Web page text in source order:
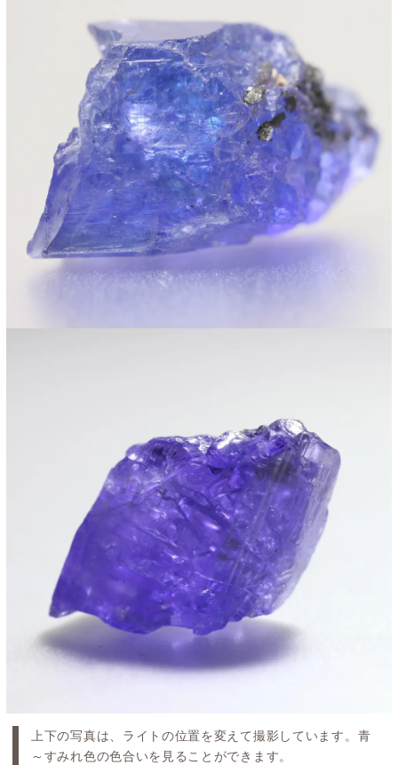
上下の写真は、ライトの位置を変えて撮影しています。青
～すみれ色の色合いを見ることができます。